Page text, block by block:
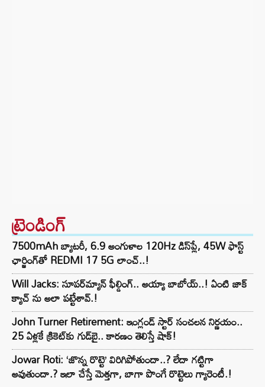
ట్రెండింగ్‌
7500mAh బ్యాటరీ, 6.9 అంగుళాల 120Hz డిస్‌ప్లే, 45W ఫాస్ట్
ఛార్జింగ్‌తో REDMI 17 5G లాంచ్..!
Will Jacks: సూపర్‌మ్యాన్ ఫీల్డింగ్.. అయ్యా బాబోయ్..! ఏంటి జాక్
క్యాచ్ ను అలా పట్టేశావ్.!
John Turner Retirement: ఇంగ్లండ్ స్టార్ సంచలన నిర్ణయం..
25 ఏళ్లకే క్రికెట్‌కు గుడ్‌బై.. కారణం తెలిస్తే షాక్!
Jowar Roti: ‘జొన్న రొట్టె’ విరిగిపోతుందా..? లేదా గట్టిగా
అవుతుందా.? ఇలా చేస్తే మెత్తగా, బాగా పొంగే రొట్టెలు గ్యారెంటీ.!